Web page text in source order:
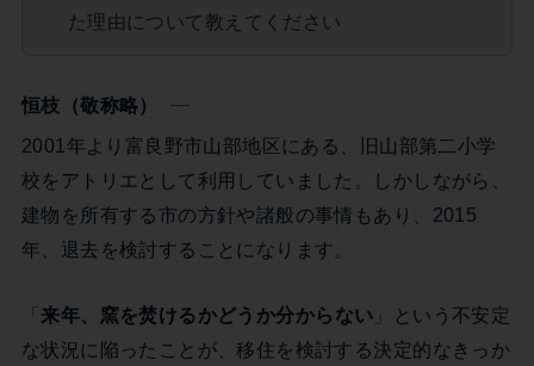
た理由について教えてください
恒枝（敬称略）
2001年より富良野市山部地区にある、旧山部第二小学
校をアトリエとして利用していました。しかしながら、
建物を所有する市の方針や諸般の事情もあり、2015
年、退去を検討することになります。
「来年、窯を焚けるかどうか分からない 」という不安定
な状況に陥ったことが、移住を検討する決定的なきっか